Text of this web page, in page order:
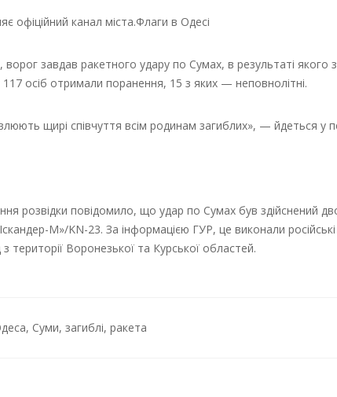
офіційний канал міста.Флаги в Одесі
ворог завдав ракетного удару по Сумах, в результаті якого
осіб отримали поранення, 15 з яких — неповнолітні.
щирі співчуття всім родинам загиблих», — йдеться у
розвідки повідомило, що удар по Сумах був здійснений
М»/KN-23. За інформацією ГУР, це виконали російські
території Воронезької та Курської областей.
, Суми, загиблі, ракета